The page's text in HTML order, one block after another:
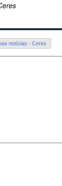
notícias - Ceres